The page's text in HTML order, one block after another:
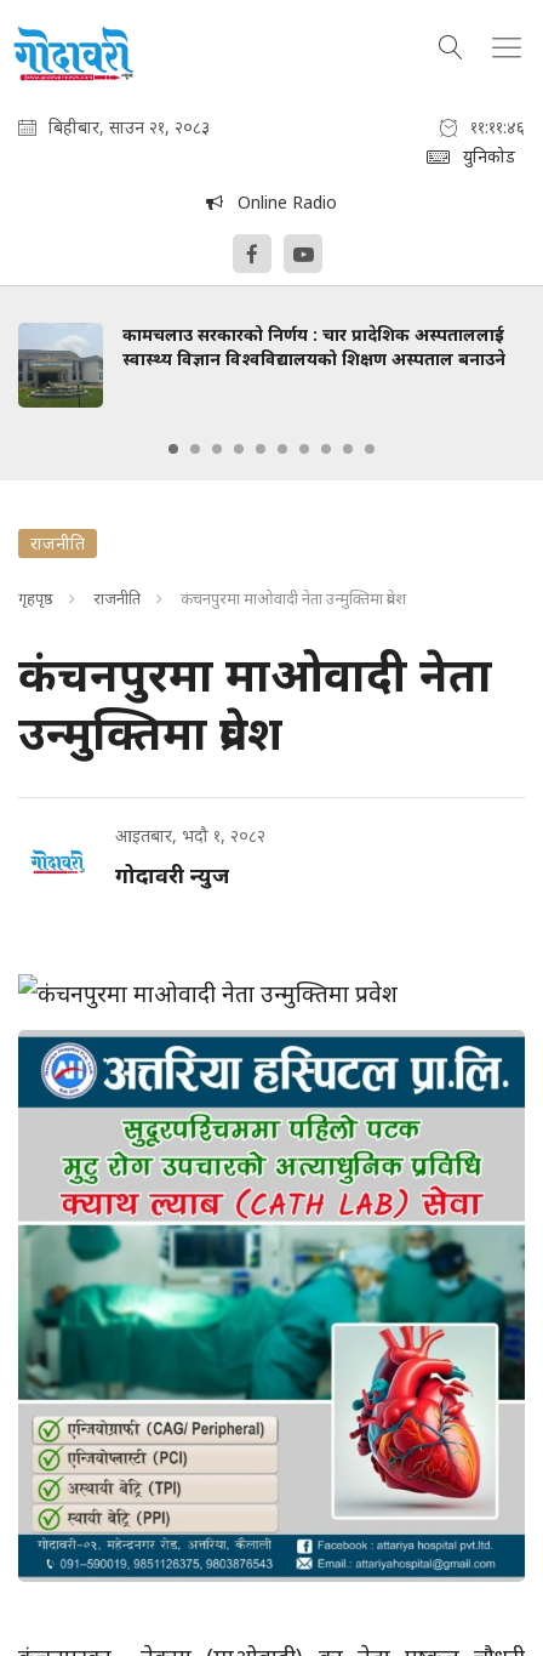
बिहीबार, साउन २१, २०८३
११:११:४७
युनिकोड
Online Radio
कामचलाउ सरकारको निर्णय : चार प्रादेशिक अस्पताललाई
स्वास्थ्य विज्ञान विश्वविद्यालयको शिक्षण अस्पताल बनाउने
राजनीति
गृहपृष्ठ राजनीति कंचनपुरमा माओवादी नेता उन्मुक्तिमा प्रवेश
कंचनपुरमा माओवादी नेता
उन्मुक्तिमा प्रवेश
आइतबार, भदौ १, २०८२
गोदावरी न्युज